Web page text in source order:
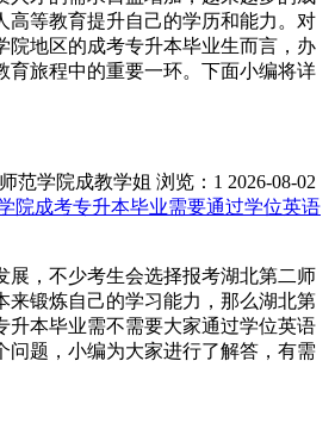
高等教育提升自己的学历和能力。对
院地区的成考专升本毕业生而言，办
育旅程中的重要一环。下面小编将详
范学院成教学姐 浏览：1 2026-08-02
院成考专升本毕业需要通过学位英语
展，不少考生会选择报考湖北第二师
来锻炼自己的学习能力，那么湖北第
升本毕业需不需要大家通过学位英语
问题，小编为大家进行了解答，有需